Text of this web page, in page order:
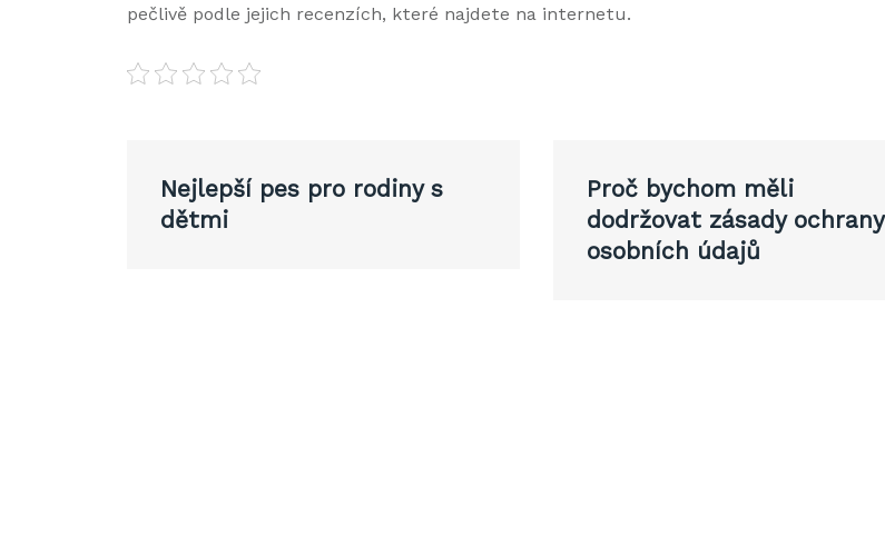
pečlivě podle jejich recenzích, které najdete na internetu.
pro
Nejlepší pes pro rodiny s
dětmi
Proč bychom měli
dodržovat zásady ochrany
osobních údajů